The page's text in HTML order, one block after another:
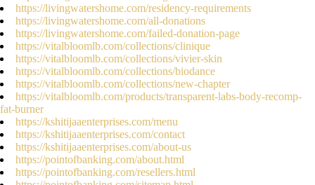
https://livingwatershome.com/residency-requirements
https://livingwatershome.com/all-donations
https://livingwatershome.com/failed-donation-page
https://vitalbloomlb.com/collections/clinique
https://vitalbloomlb.com/collections/vivier-skin
https://vitalbloomlb.com/collections/biodance
https://vitalbloomlb.com/collections/new-chapter
https://vitalbloomlb.com/products/transparent-labs-body-recomp-
fat-burner
https://kshitijaaenterprises.com/menu
https://kshitijaaenterprises.com/contact
https://kshitijaaenterprises.com/about-us
https://pointofbanking.com/about.html
https://pointofbanking.com/resellers.html